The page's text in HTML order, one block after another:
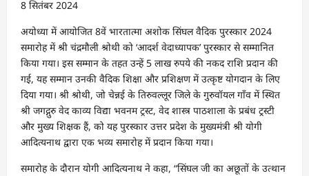
8 सितंबर 2024
अयोध्या में आयोजित 8वें भारतात्मा अशोक सिंघल वैदिक पुरस्कार 2024
समारोह में श्री चंद्रमौली श्रोथी को ‘आदर्श वेदाध्यापक’ पुरस्कार से सम्मानित
किया गया। इस सम्मान के तहत उन्हें 5 लाख रुपये की नकद राशि प्रदान की
गई, यह सम्मान उनकी वैदिक शिक्षा और प्रशिक्षण में उत्कृष्ट योगदान के लिए
दिया गया। श्री श्रोथी, जो चेन्नई के तिरुवल्लूर जिले के गुरुवॉयल गाँव में स्थित
श्री जगद्गुरु वेद काव्य विद्या भवनम ट्रस्ट, वेद शास्त्र पाठशाला के प्रबंध ट्रस्टी
और मुख्य शिक्षक हैं, को यह पुरस्कार उत्तर प्रदेश के मुख्यमंत्री श्री योगी
आदित्यनाथ द्वारा एक भव्य समारोह में प्रदान किया गया।
समारोह के दौरान योगी आदित्यनाथ ने कहा, “सिंघल जी का अछूतों के उत्थान